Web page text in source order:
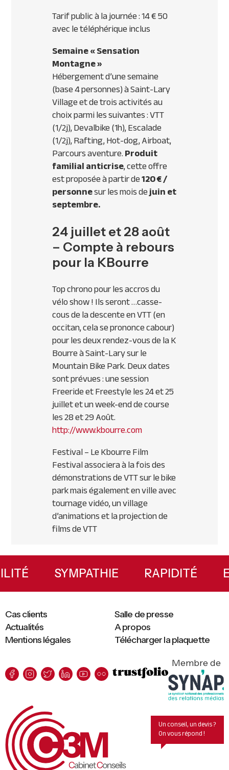
Tarif public à la journée : 14 € 50
avec le téléphérique inclus
Semaine « Sensation
Montagne »
Hébergement d’une semaine
(base 4 personnes) à Saint-Lary
Village et de trois activités au
choix parmi les suivantes :VTT
(1/2j), Devalbike (1h), Escalade
(1/2j), Rafting, Hot-dog, Airboat,
Parcours aventure.Produit
familial anticrise, cette offre
est proposée à partir de120 € /
personnesur les mois dejuin et
septembre.
24 juillet et 28 août
– Compte à rebours
pour la KBourre
Top chrono pour les accros du
vélo show ! Ils seront …casse-
cous de la descente enVTT(en
occitan, cela se prononce cabour)
pour les deux rendez-vous de la K
Bourre à Saint-Lary sur le
Mountain Bike Park. Deux dates
sont prévues : une session
Freeride et Freestyle les 24 et 25
juillet et un week-end de course
les 28 et 29 Août.
http://www.kbourre.com
Festival– Le Kbourre Film
Festival associera à la fois des
démonstrations deVTTsur le bike
park mais également en ville avec
tournage vidéo, un village
d’animations et la projection de
films deVTT
Primary
Sidebar SYMPATHIE RAPIDITÉ
Mentions légales Télécharger la plaquette
Cas clients
Salle de presse
Actualités
A propos
Membre de
Un conseil, un devis ?
On vous répond !